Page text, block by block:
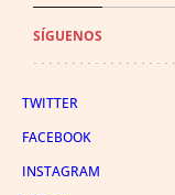
SÍGUENOS
TWITTER
FACEBOOK
INSTAGRAM